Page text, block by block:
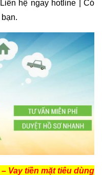
Vay tiền mặt tiêu dùng
tiền mặt tiêu dùng tại
dùng tư